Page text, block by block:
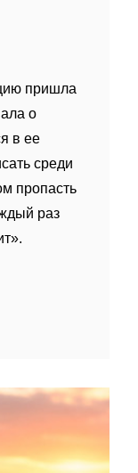
пришла
о
в ее
среди
пропасть
раз